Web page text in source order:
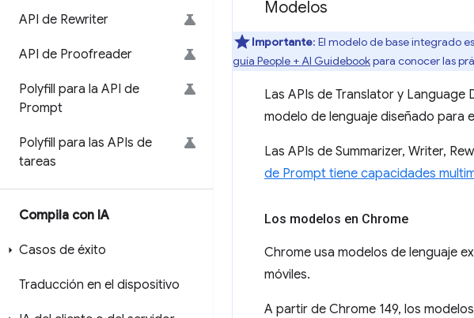
API de Rewriter
API de Proofreader
Polyfill para la API de
Prompt
Polyfill para las APIs de
tareas
Compila con IA
Casos de éxito
Traducción en el dispositivo
Modelos
Importante: El modelo de base integrado
guía People + AI Guidebookpara conocer las
Las APIs de Translator y
modelo de lenguaje diseñado para
Las APIs de Summarizer, Writer,
de Prompt tiene capacidades
Los modelos en Chrome
Chrome usa modelos de lenguaje
móviles.
A partir de Chrome 149, los